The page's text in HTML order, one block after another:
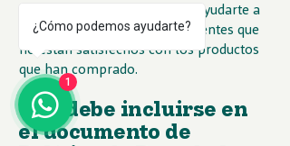
consumidor. También puede ayudarte a
evitar reclamos legales de clientes que
no están satisfechos con los productos
que han comprado.
Qué debe incluirse en
el documento de
¿Cómo podemos ayudarte?
1